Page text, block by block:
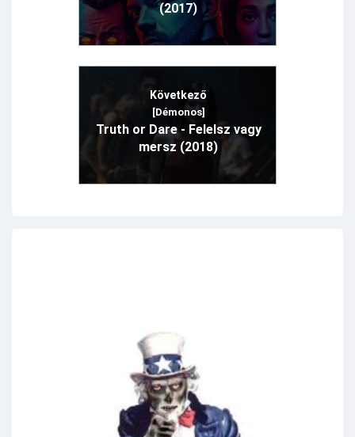
(2017)
Következő
[Démonos]
Truth or Dare - Felelsz vagy
mersz (2018)